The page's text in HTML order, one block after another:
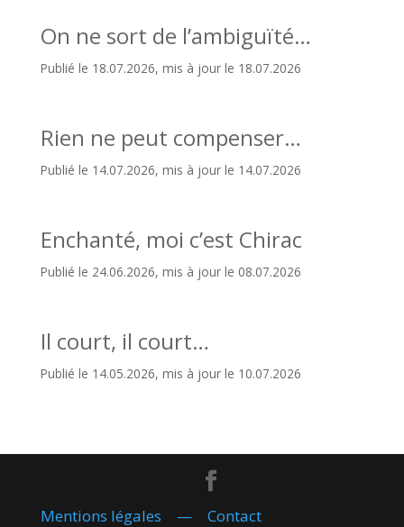
On ne sort de l’ambiguïté…
Publié le 18.07.2026, mis à jour le 18.07.2026
Rien ne peut compenser…
Publié le 14.07.2026, mis à jour le 14.07.2026
Enchanté, moi c’est Chirac
Publié le 24.06.2026, mis à jour le 08.07.2026
Il court, il court…
Publié le 14.05.2026, mis à jour le 10.07.2026
Mentions légales — Contact